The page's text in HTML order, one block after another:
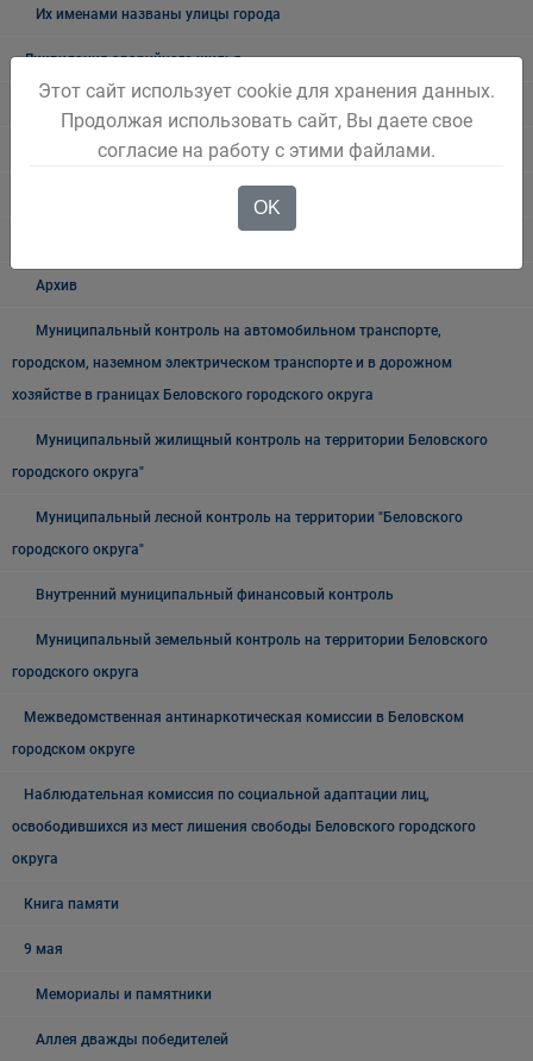
Их именами названы улицы города
Ликвидация аварийного жилья
Архив закупок
Архив
Муниципальный контроль на автомобильном транспорте,
городском, наземном электрическом транспорте и в дорожном
хозяйстве в границах Беловского городского округа
Муниципальный жилищный контроль на территории Беловского
городского округа"
Муниципальный лесной контроль на территории "Беловского
городского округа"
Внутренний муниципальный финансовый контроль
Муниципальный земельный контроль на территории Беловского
городского округа
Межведомственная антинаркотическая комиссии в Беловском
городском округе
Наблюдательная комиссия по социальной адаптации лиц,
освободившихся из мест лишения свободы Беловского городского
округа
Книга памяти
9 мая
Мемориалы и памятники
Аллея дважды победителей
Этот сайт использует cookie для хранения данных.
Продолжая использовать сайт, Вы даете свое
согласие на работу с этими файлами.
OK